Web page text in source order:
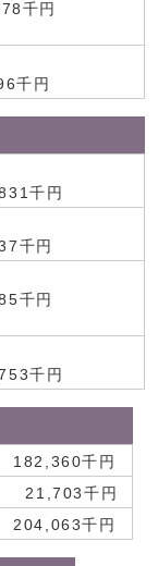
千円
千円
千円
千円
千円
千円
千円
千円
千円